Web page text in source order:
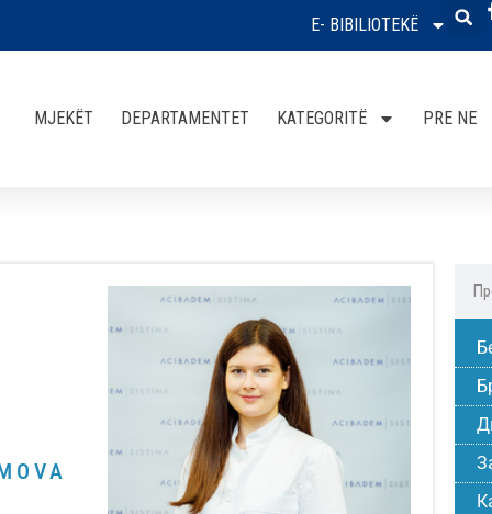
E- BIBILIOTEKË
MJEKËT DEPARTAMENTET KATEGORITË PRE NE